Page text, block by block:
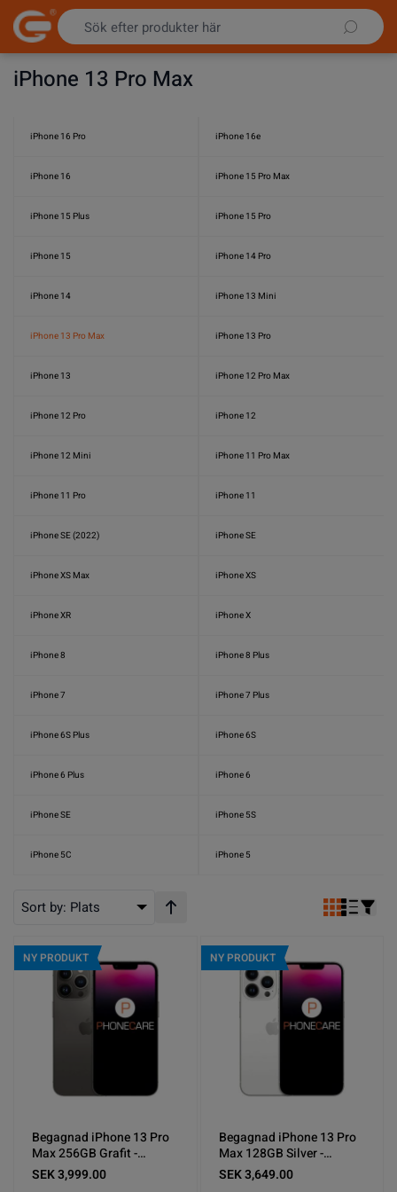
Hoppa till innehållet
iPhone 13 Pro Max
iPhone 16 Pro iPhone 16e
iPhone 16 iPhone 15 Pro Max
iPhone 15 Plus iPhone 15 Pro
iPhone 15 iPhone 14 Pro
iPhone 14 iPhone 13 Mini
iPhone 13 Pro Max iPhone 13 Pro
iPhone 13 iPhone 12 Pro Max
iPhone 12 Pro iPhone 12
iPhone 12 Mini iPhone 11 Pro Max
iPhone 11 Pro iPhone 11
iPhone SE (2022) iPhone SE
iPhone XS Max iPhone XS
iPhone XR iPhone X
iPhone 8 iPhone 8 Plus
iPhone 7 iPhone 7 Plus
iPhone 6S Plus iPhone 6S
iPhone 6 Plus iPhone 6
iPhone SE iPhone 5S
iPhone 5C iPhone 5
Sort by: Plats Stigande ordning
NY PRODUKT
Begagnad iPhone 13 Pro
Max 256GB Grafit -
Använt skick
SEK 3,999.00
NY PRODUKT
Begagnad iPhone 13 Pro
Max 128GB Silver -
Använt skick
SEK 3,649.00